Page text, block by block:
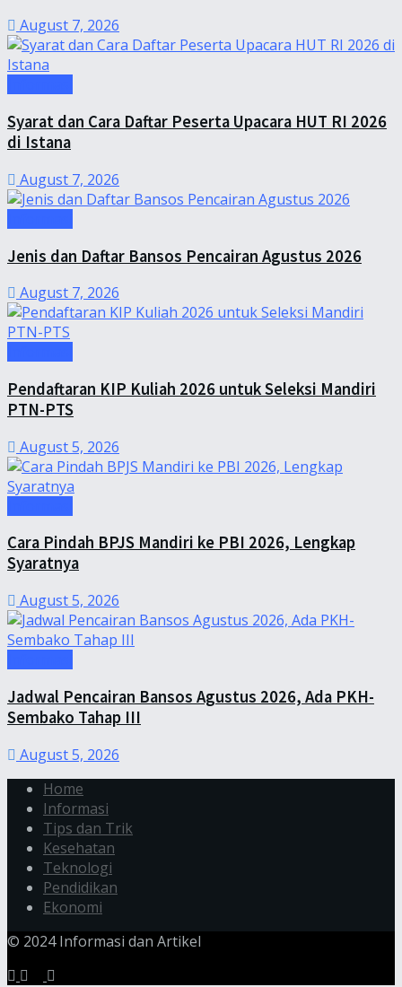
August 7, 2026
Syarat dan Cara Daftar Peserta Upacara HUT RI 2026
di Istana
August 7, 2026
Jenis dan Daftar Bansos Pencairan Agustus 2026
August 7, 2026
Pendaftaran KIP Kuliah 2026 untuk Seleksi Mandiri
PTN-PTS
August 5, 2026
Cara Pindah BPJS Mandiri ke PBI 2026, Lengkap
Syaratnya
August 5, 2026
Jadwal Pencairan Bansos Agustus 2026, Ada PKH-
Sembako Tahap III
August 5, 2026
Home
Informasi
Tips dan Trik
Kesehatan
Teknologi
Pendidikan
Ekonomi
© 2024 Informasi dan Artikel